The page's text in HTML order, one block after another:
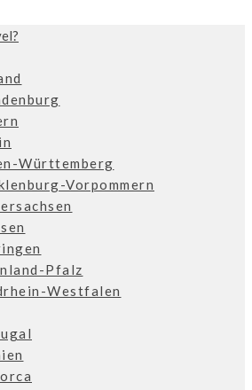
Württemberg
Vorpommern
Pfalz
Westfalen